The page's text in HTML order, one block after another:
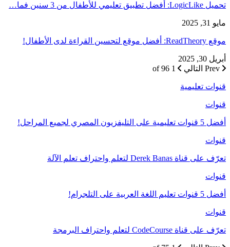
تحميل LogicLike: أفضل تطبيق تعليمي للأطفال من 3 سنين فما…
مايو 31, 2025
موقع ReadTheory: أفضل موقع لتحسين القراءة لدى الأطفال!
أبريل 30, 2025
التالي 1 of 96
قنوات تعليمية
قنوات
أفضل 5 قنوات تعليمية على التليفزيون المصري لجميع المراحل!
قنوات
تعرّف على قناة Derek Banas لتعلم واحتراف تعلم الآلة
قنوات
أفضل 5 قنوات تعليم اللغة العربية على التلجرام!
قنوات
تعرّف على قناة CodeCourse لتعلم واحتراف البرمجة